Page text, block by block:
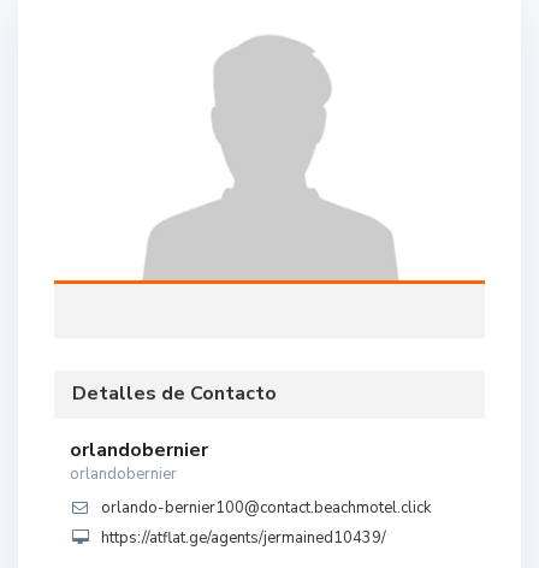
Detalles de Contacto
orlandobernier
orlandobernier
orlando-bernier100@contact.beachmotel.click
https://atflat.ge/agents/jermained10439/